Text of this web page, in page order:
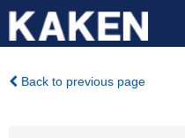
Back to previous page